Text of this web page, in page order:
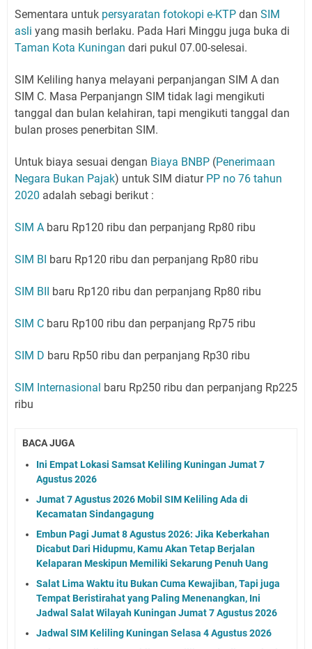
Sementara untuk persyaratan fotokopi e-KTP dan SIM
asli yang masih berlaku. Pada Hari Minggu juga buka di
Taman Kota Kuningan dari pukul 07.00-selesai.
SIM Keliling hanya melayani perpanjangan SIM A dan
SIM C. Masa Perpanjangn SIM tidak lagi mengikuti
tanggal dan bulan kelahiran, tapi mengikuti tanggal dan
bulan proses penerbitan SIM.
Untuk biaya sesuai dengan Biaya BNBP (Penerimaan
Negara Bukan Pajak) untuk SIM diatur PP no 76 tahun
2020 adalah sebagi berikut :
SIM A baru Rp120 ribu dan perpanjang Rp80 ribu
SIM BI baru Rp120 ribu dan perpanjang Rp80 ribu
SIM BII baru Rp120 ribu dan perpanjang Rp80 ribu
SIM C baru Rp100 ribu dan perpanjang Rp75 ribu
SIM D baru Rp50 ribu dan perpanjang Rp30 ribu
SIM Internasional baru Rp250 ribu dan perpanjang Rp225
ribu
BACA JUGA
Ini Empat Lokasi Samsat Keliling Kuningan Jumat 7
Agustus 2026
Jumat 7 Agustus 2026 Mobil SIM Keliling Ada di
Kecamatan Sindangagung
Embun Pagi Jumat 8 Agustus 2026: Jika Keberkahan
Dicabut Dari Hidupmu, Kamu Akan Tetap Berjalan
Kelaparan Meskipun Memiliki Sekarung Penuh Uang
Salat Lima Waktu itu Bukan Cuma Kewajiban, Tapi juga
Tempat Beristirahat yang Paling Menenangkan, Ini
Jadwal Salat Wilayah Kuningan Jumat 7 Agustus 2026
Jadwal SIM Keliling Kuningan Selasa 4 Agustus 2026